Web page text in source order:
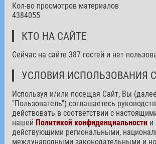
Кол-во просмотров материалов
4384055
КТО НА САЙТЕ
Сейчас на сайте 387 гостей и нет
УСЛОВИЯ ИСПОЛЬЗОВАНИЯ
Используя и/или посещая Сайт, Вы
"Пользователь") соглашаетесь
действовать в соответствии с
нашей Политикой конфиденциальностии
действующими региональными,
международными законодательными и